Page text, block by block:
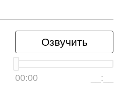
Озвучить
00:00 __:__